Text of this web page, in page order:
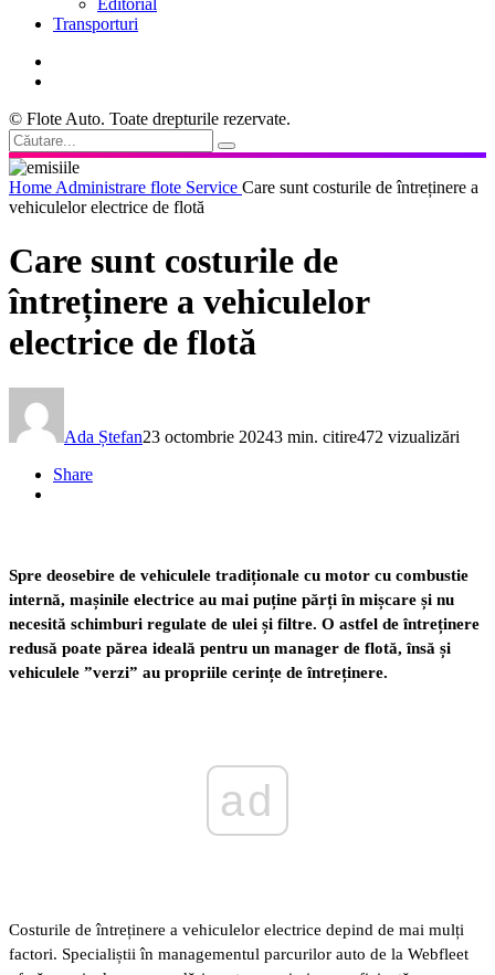
Editorial
Transporturi
© Flote Auto. Toate drepturile rezervate.
Home Administrare flote Service Care sunt costurile de întreținere a
vehiculelor electrice de flotă
Care sunt costurile de
întreținere a vehiculelor
electrice de flotă
Ada Ștefan23 octombrie 20243 min. citire472 vizualizări
Share
Spre deosebire de vehiculele tradiționale cu motor cu combustie
internă, mașinile electrice au mai puține părți în mișcare și nu
necesită schimburi regulate de ulei și filtre. O astfel de întreținere
redusă poate părea ideală pentru un manager de flotă, însă și
vehiculele ”verzi” au propriile cerințe de întreținere.
ad
Costurile de întreținere a vehiculelor electrice depind de mai mulți
factori. Specialiștii în managementul parcurilor auto de la Webfleet